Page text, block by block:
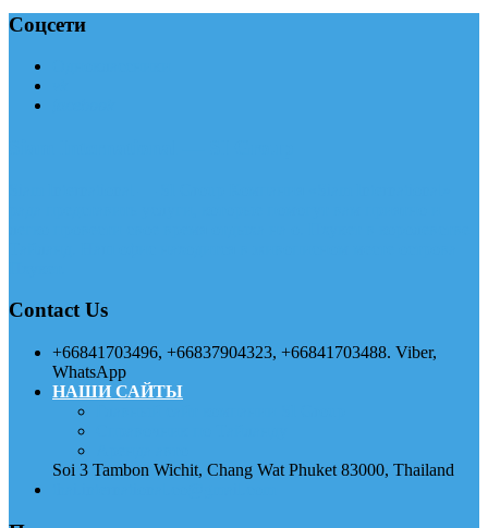
Соцсети
Contact Us
+66841703496, +66837904323, +66841703488. Viber,
WhatsApp
НАШИ САЙТЫ
Soi 3 Tambon Wichit, Chang Wat Phuket 83000, Thailand